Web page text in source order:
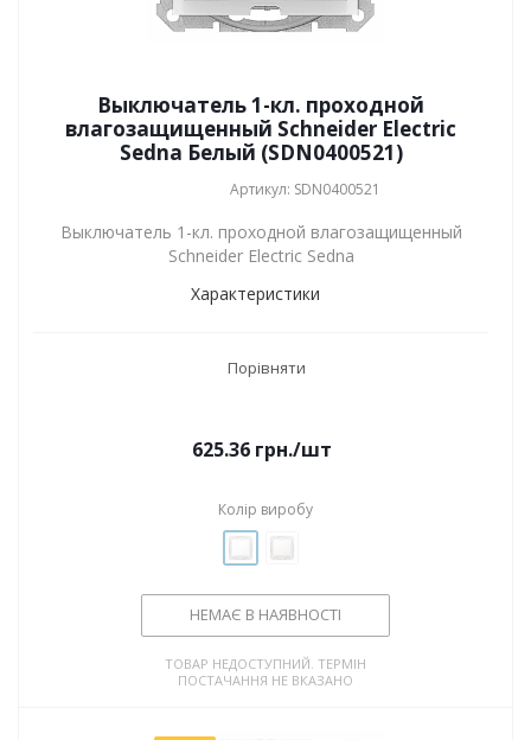
Выключатель 1-кл. проходной
влагозащищенный Schneider Electric
Sedna Белый (SDN0400521)
Артикул: SDN0400521
Выключатель 1-кл. проходной влагозащищенный
Schneider Electric Sedna
Характеристики
Порівняти
625.36грн./шт
Колір виробу
НЕМАЄ В НАЯВНОСТІ
ТОВАР НЕДОСТУПНИЙ. ТЕРМІН
ПОСТАЧАННЯ НЕ ВКАЗАНО